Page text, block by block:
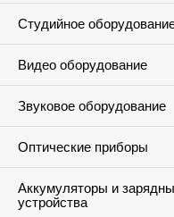
Студийное
Видео оборудование
Звуковое оборудование
Оптические приборы
Аккумуляторы и
устройства